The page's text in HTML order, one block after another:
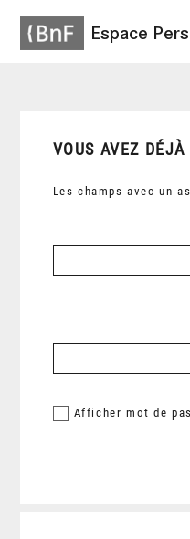
Espace
VOUS AVEZ
Les champs avec un
Afficher mot de